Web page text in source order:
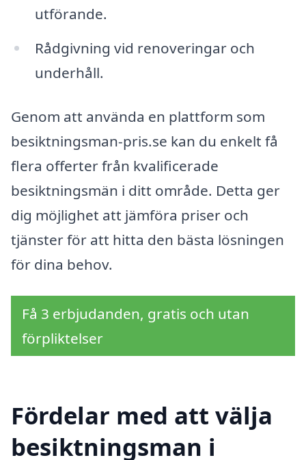
utförande.
Rådgivning vid renoveringar och
underhåll.
Genom att använda en plattform som
besiktningsman-pris.se kan du enkelt få
flera offerter från kvalificerade
besiktningsmän i ditt område. Detta ger
dig möjlighet att jämföra priser och
tjänster för att hitta den bästa lösningen
för dina behov.
Få 3 erbjudanden, gratis och utan
förpliktelser
Fördelar med att välja
besiktningsman i